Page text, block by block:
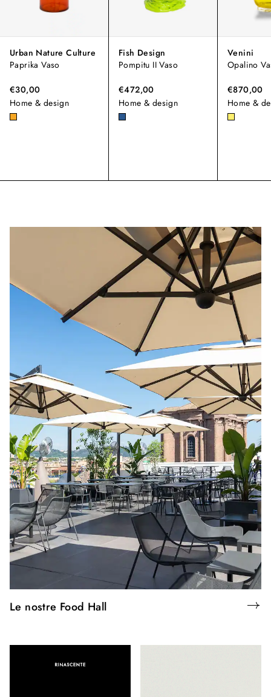
Urban Nature Culture
Paprika Vaso
€30,00
Home & design
Fish Design
Pompitu II Vaso
€472,00
Home & design
Venini
Opalino
€870,00
Home &
Le nostre Food Hall